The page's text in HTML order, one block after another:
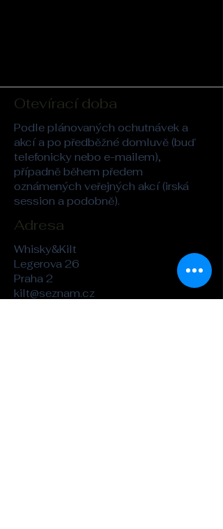
Otevírací doba
Podle plánovaných ochutnávek a
akcí a po předběžné domluvě (buď
telefonicky nebo e-mailem),
případně během předem
oznámených veřejných akcí (irská
session a podobně).
Adresa
Whisky&Kilt
Legerova 26
Praha 2
kilt@seznam.cz